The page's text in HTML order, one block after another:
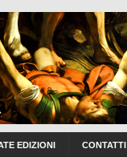
EDIZIONI CONTATTI